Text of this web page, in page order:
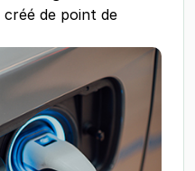
créé de point de